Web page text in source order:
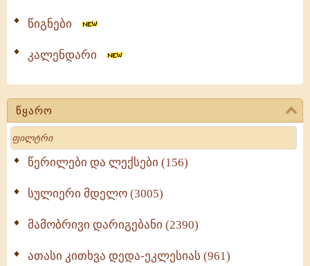
წიგნები
კალენდარი
წყარო
Search
წერილები და ლექსები (156)
სულიერი მდელო (3005)
მამობრივი დარიგებანი (2390)
ათასი კითხვა დედა-ეკლესიას (961)